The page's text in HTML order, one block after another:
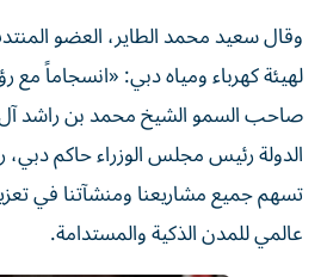
وقال سعيد محمد الطاير، العضو
لهيئة كهرباء ومياه دبي: «انسجاماً
صاحب السمو الشيخ محمد بن راشد
الدولة رئيس مجلس الوزراء حاكم
تسهم جميع مشاريعنا ومنشآتنا في
عالمي للمدن الذكية والمستدامة.